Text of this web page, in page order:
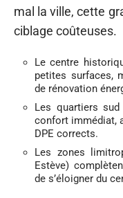
mal la ville, cette
ciblage coûteuses.
Le centre
petites surfaces,
de rénovation
Les quartiers
confort immédiat,
DPE corrects.
Les zones
Estève)
de s’éloigner du